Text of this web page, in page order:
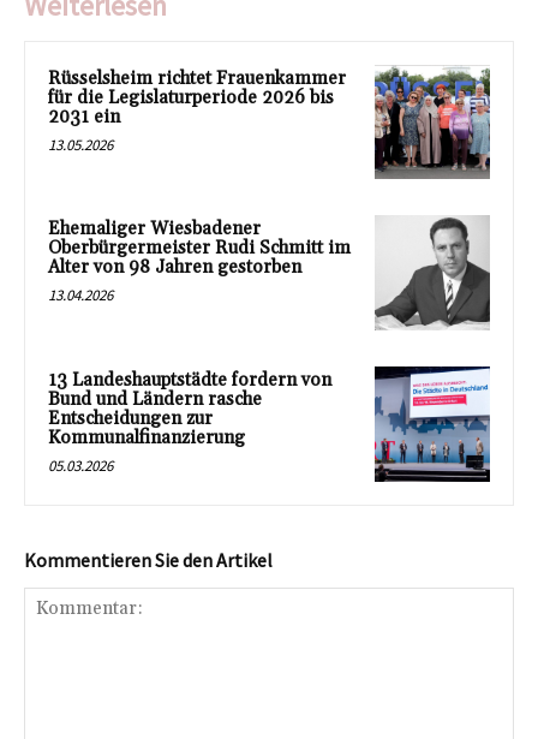
Rüsselsheim richtet Frauenkammer
für die Legislaturperiode 2026 bis
2031 ein
13.05.2026
Ehemaliger Wiesbadener
Oberbürgermeister Rudi Schmitt im
Alter von 98 Jahren gestorben
13.04.2026
13 Landeshauptstädte fordern von
Bund und Ländern rasche
Entscheidungen zur
Kommunalfinanzierung
05.03.2026
Kommentieren Sie den Artikel